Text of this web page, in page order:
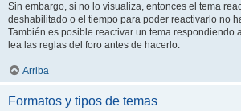
Sin embargo, si no lo visualiza, entonces el tema
deshabilitado o el tiempo para poder reactivarlo no
También es posible reactivar un tema respondiendo
lea las reglas del foro antes de hacerlo.
Arriba
Formatos y tipos de temas